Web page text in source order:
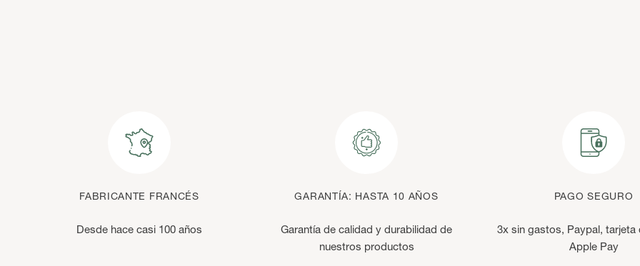
FABRICANTE FRANCÉS
Desde hace casi 100 años
GARANTÍA: HASTA 10 AÑOS
Garantía de calidad y durabilidad de
nuestros productos
PAGO SEGURO
3x sin gastos, Paypal, tarjeta
Apple Pay